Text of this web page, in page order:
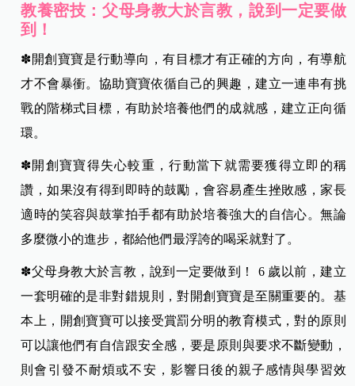
教養密技：父母身教大於言教，說到一定要做
到！
✽開創寶寶是行動導向，有目標才有正確的方向，有導航
才不會暴衝。協助寶寶依循自己的興趣，建立一連串有挑
戰的階梯式目標，有助於培養他們的成就感，建立正向循
環。
✽開創寶寶得失心較重，行動當下就需要獲得立即的稱
讚，如果沒有得到即時的鼓勵，會容易產生挫敗感，家長
適時的笑容與鼓掌拍手都有助於培養強大的自信心。無論
多麼微小的進步，都給他們最浮誇的喝采就對了。
✽父母身教大於言教，說到一定要做到！ 6 歲以前，建立
一套明確的是非對錯規則，對開創寶寶是至關重要的。基
本上，開創寶寶可以接受賞罰分明的教育模式，對的原則
可以讓他們有自信跟安全感，要是原則與要求不斷變動，
則會引發不耐煩或不安，影響日後的親子感情與學習效